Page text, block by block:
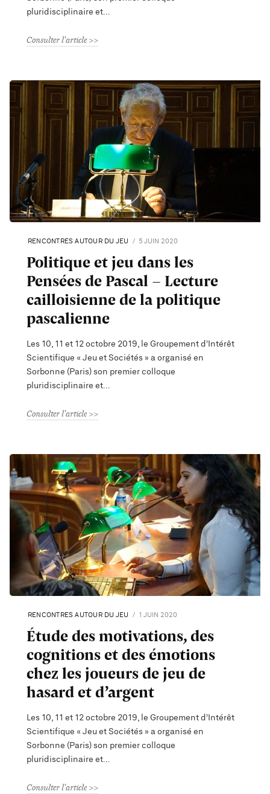
pluridisciplinaire et
Consulter l'article
RENCONTRES AUTOUR DU JEU 5 JUIN 2020
Politique et jeu dans les
Pensées de Pascal - Lecture
cailloisienne de la politique
pascalienne
Les 10, 11 et 12 octobre 2019, le Groupement d’Intérêt
Scientifique « Jeu et Sociétés » a organisé en
Sorbonne (Paris) son premier colloque
pluridisciplinaire et
Consulter l'article
RENCONTRES AUTOUR DU JEU 1 JUIN 2020
Étude des motivations, des
cognitions et des émotions
chez les joueurs de jeu de
hasard et d’argent
Les 10, 11 et 12 octobre 2019, le Groupement d’Intérêt
Scientifique « Jeu et Sociétés » a organisé en
Sorbonne (Paris) son premier colloque
pluridisciplinaire et
Consulter l'article